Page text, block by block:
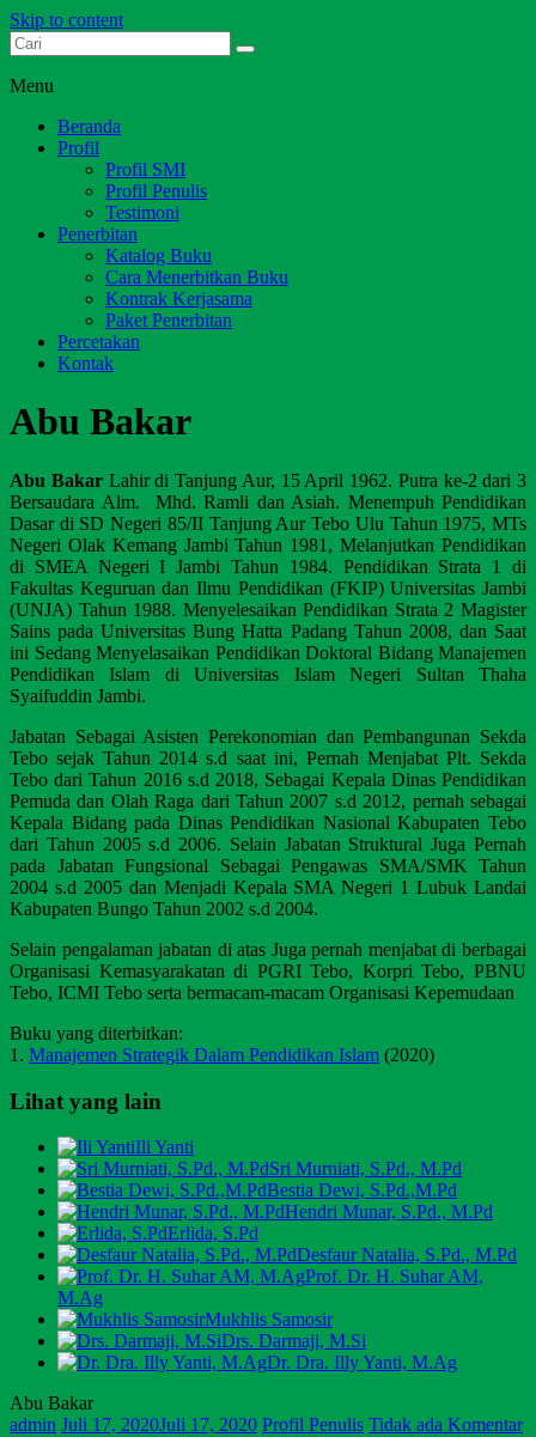
Skip to content
Dari Jambi untuk Indonesia
Menu
Beranda
Profil
Profil SMI
Profil Penulis
Testimoni
Penerbitan
Katalog Buku
Cara Menerbitkan Buku
Kontrak Kerjasama
Paket Penerbitan
Percetakan
Kontak
Abu Bakar
Abu Bakar Lahir di Tanjung Aur, 15 April 1962. Putra ke-2 dari 3
Bersaudara Alm. Mhd. Ramli dan Asiah. Menempuh Pendidikan
Dasar di SD Negeri 85/II Tanjung Aur Tebo Ulu Tahun 1975, MTs
Negeri Olak Kemang Jambi Tahun 1981, Melanjutkan Pendidikan
di SMEA Negeri I Jambi Tahun 1984. Pendidikan Strata 1 di
Fakultas Keguruan dan Ilmu Pendidikan (FKIP) Universitas Jambi
(UNJA) Tahun 1988. Menyelesaikan Pendidikan Strata 2 Magister
Sains pada Universitas Bung Hatta Padang Tahun 2008, dan Saat
ini Sedang Menyelasaikan Pendidikan Doktoral Bidang Manajemen
Pendidikan Islam di Universitas Islam Negeri Sultan Thaha
Syaifuddin Jambi.
Jabatan Sebagai Asisten Perekonomian dan Pembangunan Sekda
Tebo sejak Tahun 2014 s.d saat ini, Pernah Menjabat Plt. Sekda
Tebo dari Tahun 2016 s.d 2018, Sebagai Kepala Dinas Pendidikan
Pemuda dan Olah Raga dari Tahun 2007 s.d 2012, pernah sebagai
Kepala Bidang pada Dinas Pendidikan Nasional Kabupaten Tebo
dari Tahun 2005 s.d 2006. Selain Jabatan Struktural Juga Pernah
pada Jabatan Fungsional Sebagai Pengawas SMA/SMK Tahun
2004 s.d 2005 dan Menjadi Kepala SMA Negeri 1 Lubuk Landai
Kabupaten Bungo Tahun 2002 s.d 2004.
Selain pengalaman jabatan di atas Juga pernah menjabat di berbagai
Organisasi Kemasyarakatan di PGRI Tebo, Korpri Tebo, PBNU
Tebo, ICMI Tebo serta bermacam-macam Organisasi Kepemudaan
Buku yang diterbitkan:
1. Manajemen Strategik Dalam Pendidikan Islam (2020)
Lihat yang lain
Ili Yanti
Sri Murniati, S.Pd., M.Pd
Bestia Dewi, S.Pd.,M.Pd
Hendri Munar, S.Pd., M.Pd
Erlida, S.Pd
Desfaur Natalia, S.Pd., M.Pd
Prof. Dr. H. Suhar AM,
M.Ag
Mukhlis Samosir
Drs. Darmaji, M.Si
Dr. Dra. Illy Yanti, M.Ag
Abu Bakar
admin Juli 17, 2020Juli 17, 2020 Profil Penulis Tidak ada Komentar